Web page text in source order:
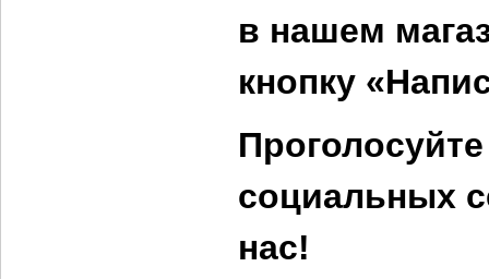
в нашем
кнопку
социальных
нас!